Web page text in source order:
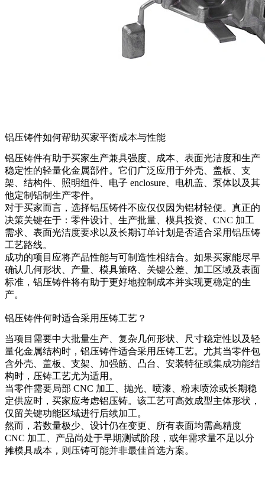
铝压铸件如何帮助买家平衡成本与性能
铝压铸件有助于买家生产兼具强度、成本、表面光洁度和生产
稳定性的轻量化金属部件。它们广泛应用于外壳、盖板、支
架、结构件、照明组件、电子 enclosure、电机盖、泵体以及其
他定制铝制生产零件。
对于买家而言，选择铝压铸件不应仅仅因为铝材轻便。真正的
决策关键在于：零件设计、生产批量、模具投资、CNC 加工
需求、表面光洁度要求以及长期订单计划是否适合采用铝压铸
工艺路线。
成功的项目应将产品性能与可制造性相结合。如果买家能尽早
确认几何形状、产量、模具策略、关键公差、加工区域及表面
标准，铝压铸件将有助于更好地控制成本并实现更稳定的生
产。
铝压铸件何时适合采用压铸工艺？
当项目需要中大批量生产、复杂几何形状、尺寸稳定性以及轻
量化金属结构时，铝压铸件适合采用压铸工艺。尤其当零件包
含外壳、盖板、支架、加强筋、凸台、安装特征或集成功能结
构时，压铸工艺尤为适用。
当零件需要局部 CNC 加工、抛光、喷漆、粉末喷涂或长期稳
定供应时，买家应考虑铝压铸。该工艺可高效成型主体形状，
仅留关键功能区域进行后续加工。
然而，若数量极少、设计仍在变更、所有表面均需高精度
CNC 加工、产品尚处于早期测试阶段，或年需求量不足以分
摊模具成本，则压铸可能并非最佳首选方案。